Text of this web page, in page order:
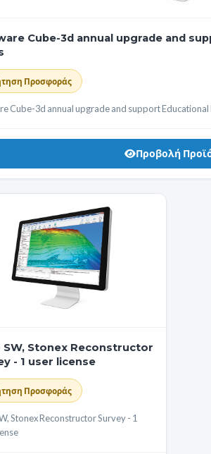
Cube-3d annual upgrade and
Προσφοράς
Cube-3d annual upgrade and support Educational
Προβολή
SW, Stonex Reconstructor
- 1 user license
Προσφοράς
Stonex Reconstructor Survey - 1